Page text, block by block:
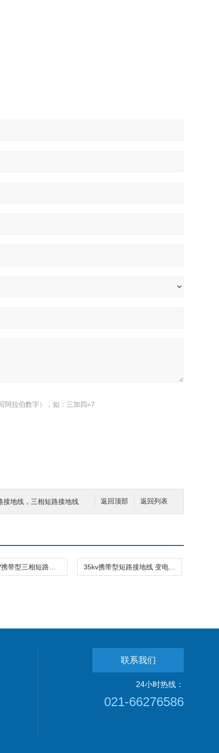
阿拉伯数字），如：三加四=7
返回列表
返回顶部
接地线，三相短路接地线
联系我们
24小时热线：
021-66276586